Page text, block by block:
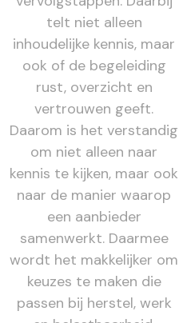
telt niet alleen
inhoudelijke kennis, maar
ook of de begeleiding
rust, overzicht en
vertrouwen geeft.
Daarom is het verstandig
om niet alleen naar
kennis te kijken, maar ook
naar de manier waarop
een aanbieder
samenwerkt. Daarmee
wordt het makkelijker om
keuzes te maken die
passen bij herstel, werk